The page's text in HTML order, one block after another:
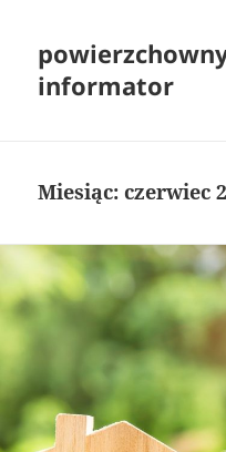
informator
Miesiąc:czerwiec